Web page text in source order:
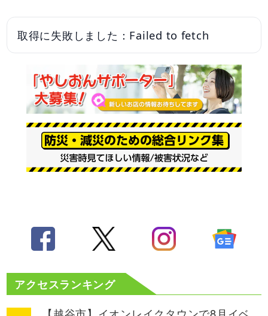
取得に失敗しました：Failed to fetch
アクセスランキング
【越谷市】イオンレイクタウンで8月イベ